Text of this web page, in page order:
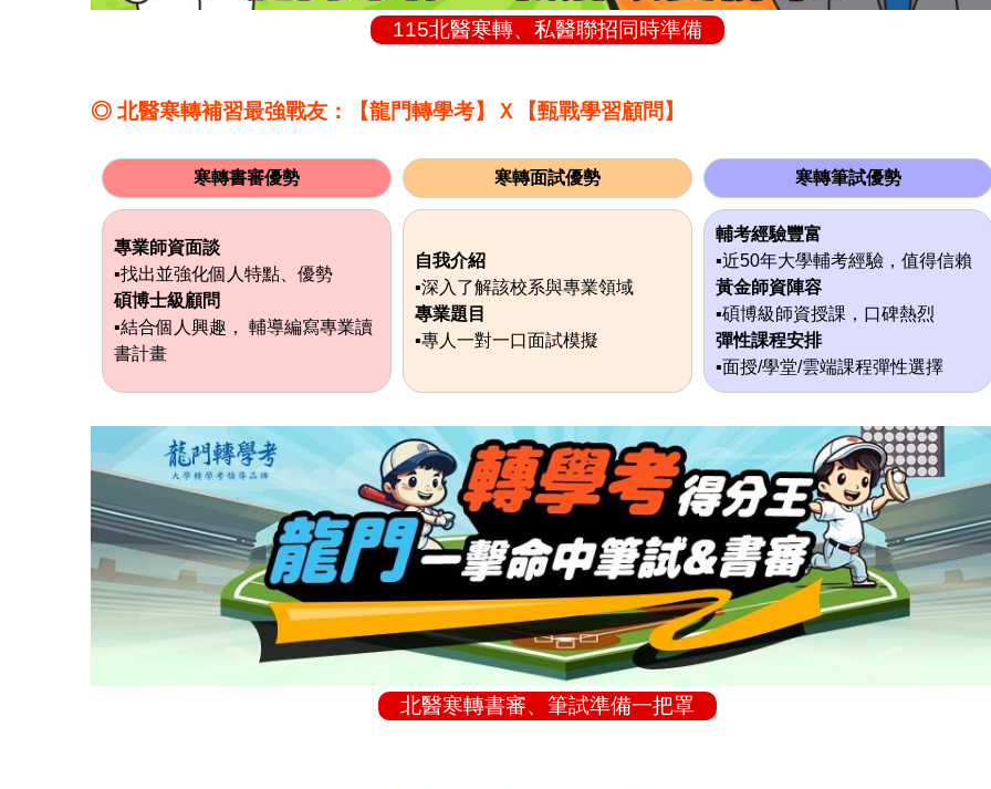
115北醫寒轉、私醫聯招同時準備
◎ 北醫寒轉補習最強戰友：【龍門轉學考】Ｘ【甄戰學習顧問】
寒轉書審優勢 寒轉面試優勢 寒轉筆試優勢
專業師資面談
▪找出並強化個人特點、優勢
碩博士級顧問
▪結合個人興趣， 輔導編寫專業讀
書計畫
自我介紹
▪深入了解該校系與專業領域
專業題目
▪專人一對一口面試模擬
輔考經驗豐富
▪近50年大學輔考經驗，值得信賴
黃金師資陣容
▪碩博級師資授課，口碑熱烈
彈性課程安排
▪面授/學堂/雲端課程彈性選擇
北醫寒轉書審、筆試準備一把罩